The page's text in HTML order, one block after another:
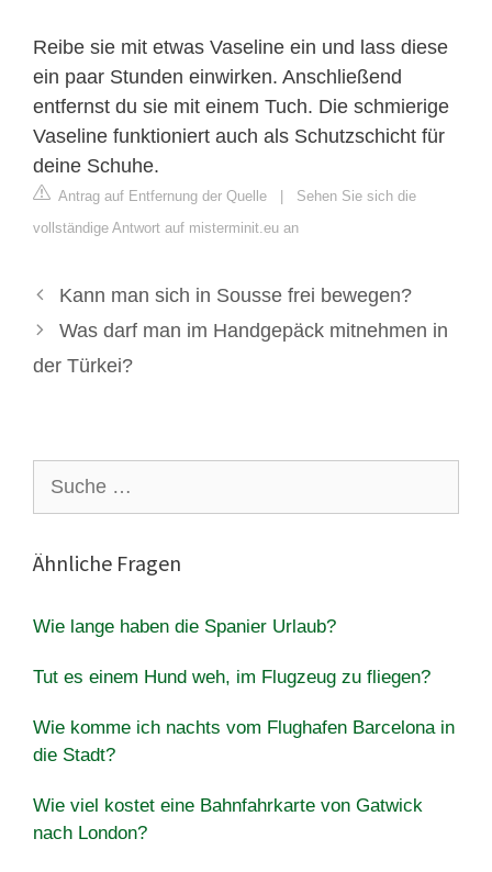
Reibe sie mit etwas Vaseline ein und lass diese
ein paar Stunden einwirken. Anschließend
entfernst du sie mit einem Tuch. Die schmierige
Vaseline funktioniert auch als Schutzschicht für
deine Schuhe.
Antrag auf Entfernung der Quelle | Sehen Sie sich die
vollständige Antwort auf misterminit.eu an
Kann man sich in Sousse frei bewegen?
Was darf man im Handgepäck mitnehmen in
der Türkei?
nach:
Ähnliche Fragen
Wie lange haben die Spanier Urlaub?
Tut es einem Hund weh, im Flugzeug zu fliegen?
Wie komme ich nachts vom Flughafen Barcelona in
die Stadt?
Wie viel kostet eine Bahnfahrkarte von Gatwick
nach London?